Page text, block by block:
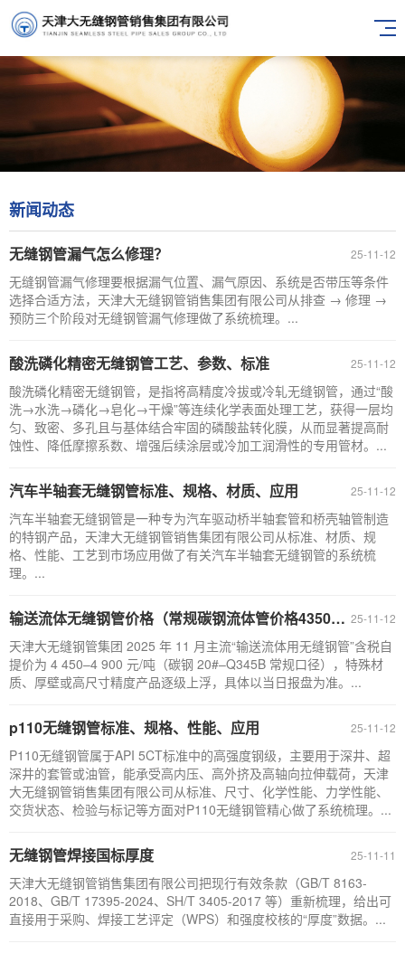
新闻动态
25-11-12
无缝钢管漏气怎么修理？
无缝钢管漏气修理要根据漏气位置、漏气原因、系统是否带压等条件
选择合适方法，天津大无缝钢管销售集团有限公司从排查 → 修理 →
预防三个阶段对无缝钢管漏气修理做了系统梳理。...
25-11-12
酸洗磷化精密无缝钢管工艺、参数、标准
酸洗磷化精密无缝钢管，是指将高精度冷拔或冷轧无缝钢管，通过“酸
洗→水洗→磷化→皂化→干燥”等连续化学表面处理工艺，获得一层均
匀、致密、多孔且与基体结合牢固的磷酸盐转化膜，从而显著提高耐
蚀性、降低摩擦系数、增强后续涂层或冷加工润滑性的专用管材。...
25-11-12
汽车半轴套无缝钢管标准、规格、材质、应用
汽车半轴套无缝钢管是一种专为汽车驱动桥半轴套管和桥壳轴管制造
的特钢产品，天津大无缝钢管销售集团有限公司从标准、材质、规
格、性能、工艺到市场应用做了有关汽车半轴套无缝钢管的系统梳
理。...
25-11-12
输送流体无缝钢管价格（常规碳钢流体管价格4350元/吨-4900元/吨）
天津大无缝钢管集团 2025 年 11 月主流“输送流体用无缝钢管”含税自
提价为 4 450–4 900 元/吨（碳钢 20#–Q345B 常规口径），特殊材
质、厚壁或高尺寸精度产品逐级上浮，具体以当日报盘为准。...
25-11-12
p110无缝钢管标准、规格、性能、应用
P110无缝钢管属于API 5CT标准中的高强度钢级，主要用于深井、超
深井的套管或油管，能承受高内压、高外挤及高轴向拉伸载荷，天津
大无缝钢管销售集团有限公司从标准、尺寸、化学性能、力学性能、
交货状态、检验与标记等方面对P110无缝钢管精心做了系统梳理。...
25-11-11
无缝钢管焊接国标厚度
天津大无缝钢管销售集团有限公司把现行有效条款（GB/T 8163-
2018、GB/T 17395-2024、SH/T 3405-2017 等）重新梳理，给出可
直接用于采购、焊接工艺评定（WPS）和强度校核的“厚度”数据。...